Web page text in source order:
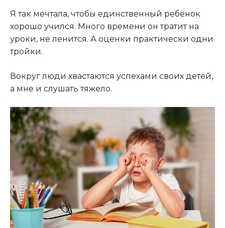
Я так мечтала, чтобы единственный ребёнок
хорошо учился. Много времени он тратит на
уроки, не ленится. А оценки практически одни
тройки.
Вокруг люди хвастаются успехами своих детей,
а мне и слушать тяжело.